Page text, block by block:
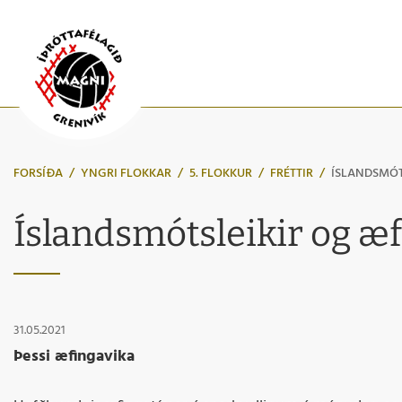
FORSÍÐA / YNGRI FLOKKAR / 5. FLOKKUR / FRÉTTIR /
Íslandsmótsleikir og
31.05.2021
Þessi æfingavika